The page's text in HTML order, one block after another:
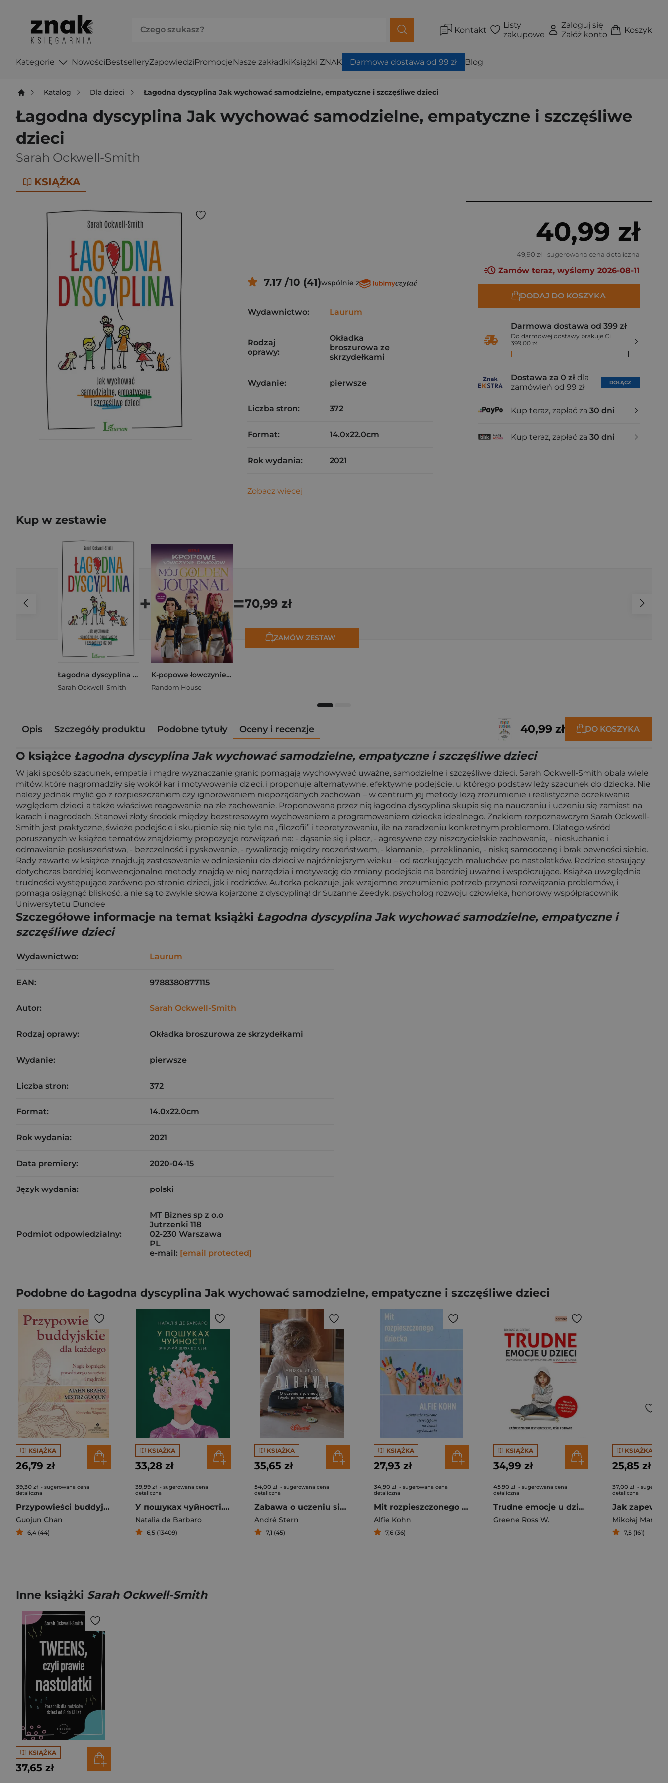
Kontakt
Listy
zakupowe
Zaloguj się
Załóż konto
Koszyk
Kategorie NowościBestselleryZapowiedziPromocjeNasze zakładkiKsiążki ZNAK Darmowa dostawa od 99 zł Blog
Katalog Dla dzieci Łagodna dyscyplina Jak wychować samodzielne, empatyczne i szczęśliwe dzieci
Łagodna dyscyplina Jak wychować samodzielne, empatyczne i szczęśliwe
dzieci
Sarah Ockwell-Smith
KSIĄŻKA
40,99 zł
49,90 zł - sugerowana cena detaliczna
Zamów teraz, wyślemy 2026-08-11
DODAJ DO KOSZYKA
Darmowa dostawa od 399 zł
Do darmowej dostawy brakuje Ci
399,00 zł
Dostawa za 0 zł dla
zamówień od 99 zł
DOŁĄCZ
Kup teraz, zapłać za 30 dni
Kup teraz, zapłać za 30 dni
7.17 /10 (41)wspólnie z
Wydawnictwo: Laurum
Rodzaj
oprawy:
Okładka
broszurowa ze
skrzydełkami
Wydanie: pierwsze
Liczba stron: 372
Format: 14.0x22.0cm
Rok wydania: 2021
Zobacz więcej
Kup w zestawie
Łagodna dyscyplina Jak wychować samodzielne, empatyczne i szczęśliwe dzieci
Sarah Ockwell-Smith
+
K-popowe łowczynie demonów. Mój golden journal. Oficjalny dziennik
Random House
=70,99 zł
ZAMÓW ZESTAW
Opis Szczegóły produktu Podobne tytuły Oceny i recenzje 40,99 zł DO KOSZYKA
O książce Łagodna dyscyplina Jak wychować samodzielne, empatyczne i szczęśliwe dzieci
W jaki sposób szacunek, empatia i mądre wyznaczanie granic pomagają wychowywać uważne, samodzielne i szczęśliwe dzieci. Sarah Ockwell-Smith obala wiele
mitów, które nagromadziły się wokół kar i motywowania dzieci, i proponuje alternatywne, efektywne podejście, u którego podstaw leży szacunek do dziecka. Nie
należy jednak mylić go z rozpieszczaniem czy ignorowaniem niepożądanych zachowań – w centrum jej metody leżą zrozumienie i realistyczne oczekiwania
względem dzieci, a także właściwe reagowanie na złe zachowanie. Proponowana przez nią łagodna dyscyplina skupia się na nauczaniu i uczeniu się zamiast na
karach i nagrodach. Stanowi złoty środek między bezstresowym wychowaniem a programowaniem dziecka idealnego. Znakiem rozpoznawczym Sarah Ockwell-
Smith jest praktyczne, świeże podejście i skupienie się nie tyle na „filozofii” i teoretyzowaniu, ile na zaradzeniu konkretnym problemom. Dlatego wśród
poruszanych w książce tematów znajdziemy propozycje rozwiązań na: - dąsanie się i płacz, - agresywne czy niszczycielskie zachowania, - niesłuchanie i
odmawianie posłuszeństwa, - bezczelność i pyskowanie, - rywalizację między rodzeństwem, - kłamanie, - przeklinanie, - niską samoocenę i brak pewności siebie.
Rady zawarte w książce znajdują zastosowanie w odniesieniu do dzieci w najróżniejszym wieku – od raczkujących maluchów po nastolatków. Rodzice stosujący
dotychczas bardziej konwencjonalne metody znajdą w niej narzędzia i motywację do zmiany podejścia na bardziej uważne i współczujące. Książka uwzględnia
trudności występujące zarówno po stronie dzieci, jak i rodziców. Autorka pokazuje, jak wzajemne zrozumienie potrzeb przynosi rozwiązania problemów, i
pomaga osiągnąć bliskość, a nie są to zwykle słowa kojarzone z dyscypliną! dr Suzanne Zeedyk, psycholog rozwoju człowieka, honorowy współpracownik
Uniwersytetu Dundee
Szczegółowe informacje na temat książki Łagodna dyscyplina Jak wychować samodzielne, empatyczne i
szczęśliwe dzieci
Wydawnictwo: Laurum
EAN: 9788380877115
Autor: Sarah Ockwell-Smith
Rodzaj oprawy: Okładka broszurowa ze skrzydełkami
Wydanie: pierwsze
Liczba stron: 372
Format: 14.0x22.0cm
Rok wydania: 2021
Data premiery: 2020-04-15
Język wydania: polski
Podmiot odpowiedzialny:
MT Biznes sp z o.o
Jutrzenki 118
02-230 Warszawa
PL
e-mail: [email protected]
Podobne do Łagodna dyscyplina Jak wychować samodzielne, empatyczne i szczęśliwe dzieci
KSIĄŻKA
26,79 zł
39,30 zł - sugerowana cena
detaliczna
Przypowieści buddyjskie dla każdego Nagłe kopnięcie prawdziwego szczęścia i mądrości
Guojun Chan
6,4 (44)
KSIĄŻKA
33,28 zł
39,99 zł - sugerowana cena
detaliczna
У пошуках чуйності. Жіночий шлях до себе / Czuła przewodniczka. Kobieca droga do siebie
Natalia de Barbaro
6,5 (13409)
KSIĄŻKA
35,65 zł
54,00 zł - sugerowana cena
detaliczna
Zabawa o uczeniu się zaufaniu i życiu pełnym entuzjazmu
André Stern
7,1 (45)
KSIĄŻKA
27,93 zł
34,90 zł - sugerowana cena
detaliczna
Mit rozpieszczonego dziecka Wyzwanie rzucone stereotypom na temat wychowania
Alfie Kohn
7,6 (36)
KSIĄŻKA
34,99 zł
45,90 zł - sugerowana cena
detaliczna
Trudne emocje u dzieci Jak wspólnie rozwiązywać problemy w domu i w szkole
Greene Ross W.
KSIĄŻKA
25,85 zł
37,00 zł -
detaliczna
Mikołaj Marcela
7,5 (161)
Inne książki Sarah Ockwell-Smith
KSIĄŻKA
37,65 zł